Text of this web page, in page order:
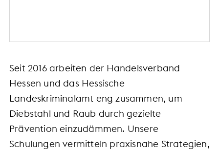
Seit 2016 arbeiten der Handelsverband
Hessen und das Hessische
Landeskriminalamt eng zusammen, um
Diebstahl und Raub durch gezielte
Prävention einzudämmen. Unsere
Schulungen vermitteln praxisnahe Strategien,